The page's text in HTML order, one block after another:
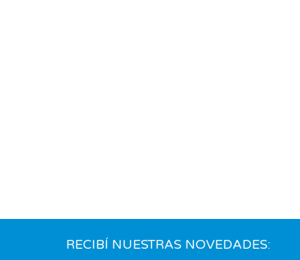
RECIBÍ NUESTRAS NOVEDADES: